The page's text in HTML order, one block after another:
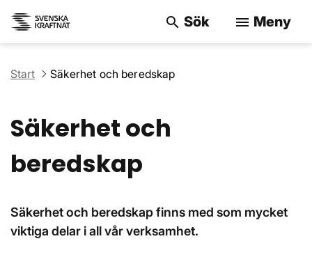
search Sök menu Meny
Start Säkerhet och beredskap
Säkerhet och
beredskap
Säkerhet och beredskap finns med som mycket
viktiga delar i all vår verksamhet.